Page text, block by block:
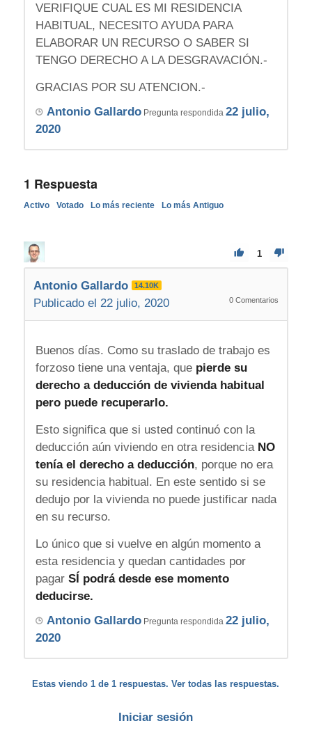
VERIFIQUE CUAL ES MI RESIDENCIA
HABITUAL, NECESITO AYUDA PARA
ELABORAR UN RECURSO O SABER SI
TENGO DERECHO A LA DESGRAVACIÓN.-
GRACIAS POR SU ATENCION.-
Antonio GallardoPregunta respondida 22 julio,
2020
1 Respuesta
Activo Votado Lo más reciente Lo más Antiguo
1
Antonio Gallardo 14.10K
Publicado el 22 julio, 2020 0 Comentarios
Buenos días. Como su traslado de trabajo es
forzoso tiene una ventaja, que pierde su
derecho a deducción de vivienda habitual
pero puede recuperarlo.
Esto significa que si usted continuó con la
deducción aún viviendo en otra residencia NO
tenía el derecho a deducción, porque no era
su residencia habitual. En este sentido si se
dedujo por la vivienda no puede justificar nada
en su recurso.
Lo único que si vuelve en algún momento a
esta residencia y quedan cantidades por
pagar SÍ podrá desde ese momento
deducirse.
Antonio GallardoPregunta respondida 22 julio,
2020
Estas viendo 1 de 1 respuestas. Ver todas las respuestas.
Iniciar sesión